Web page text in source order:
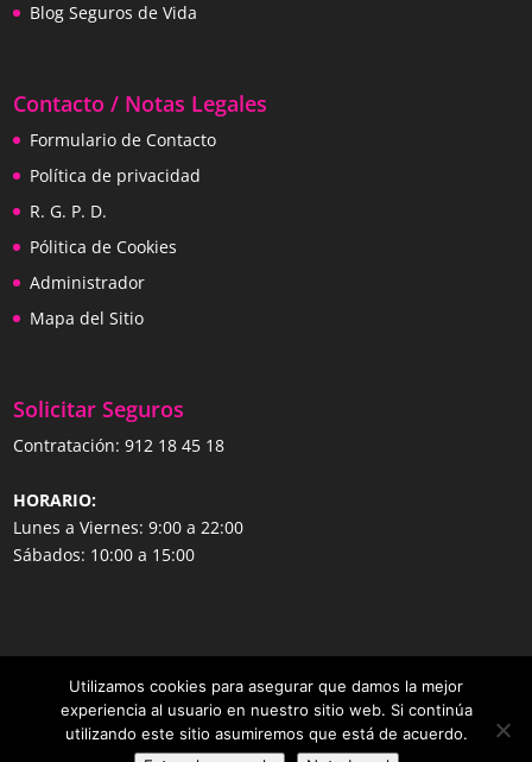
Blog Seguros de Vida
Contacto / Notas Legales
Formulario de Contacto
Política de privacidad
R. G. P. D.
Pólitica de Cookies
Administrador
Mapa del Sitio
Solicitar Seguros
Contratación:912 18 45 18
HORARIO:
Lunes a Viernes: 9:00 a 22:00
Sábados: 10:00 a 15:00
2026 www.segurosvida.com.es | Sistemas
Utilizamos cookies para asegurar que damos la mejor
experiencia al usuario en nuestro sitio web. Si continúa
utilizando este sitio asumiremos que está de acuerdo.